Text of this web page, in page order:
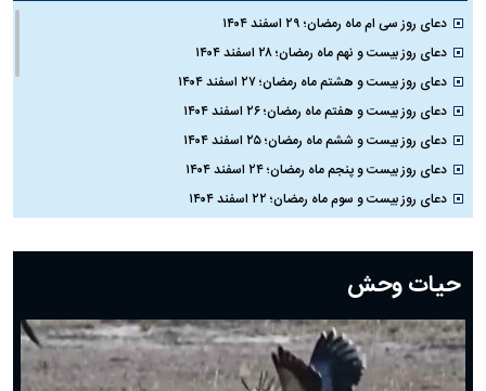
دعای روز سی ام ماه رمضان؛ ۲۹ اسفند ۱۴۰۴
دعای روز بیست و نهم ماه رمضان؛ ۲۸ اسفند ۱۴۰۴
دعای روز بیست و هشتم ماه رمضان؛ ۲۷ اسفند ۱۴۰۴
دعای روز بیست و هفتم ماه رمضان؛ ۲۶ اسفند ۱۴۰۴
دعای روز بیست و ششم ماه رمضان؛ ۲۵ اسفند ۱۴۰۴
دعای روز بیست و پنجم ماه رمضان؛ ۲۴ اسفند ۱۴۰۴
دعای روز بیست و سوم ماه رمضان؛ ۲۲ اسفند ۱۴۰۴
دعای روز بیستم ماه رمضان؛ ۱۹ اسفند ۱۴۰۴
دعای روز هشتم ماه مبارک رمضان؛ ۷ اسفند ماه ۱۴۰۴
دعای روز هفتم ماه رمضان؛ ۶ اسفند ۱۴۰۴
دعای روز ششم ماه رمضان؛ ۵ اسفند ۱۴۰۴
دعای روز پنجم ماه رمضان؛ ۴ اسفند ۱۴۰۴
حیات وحش